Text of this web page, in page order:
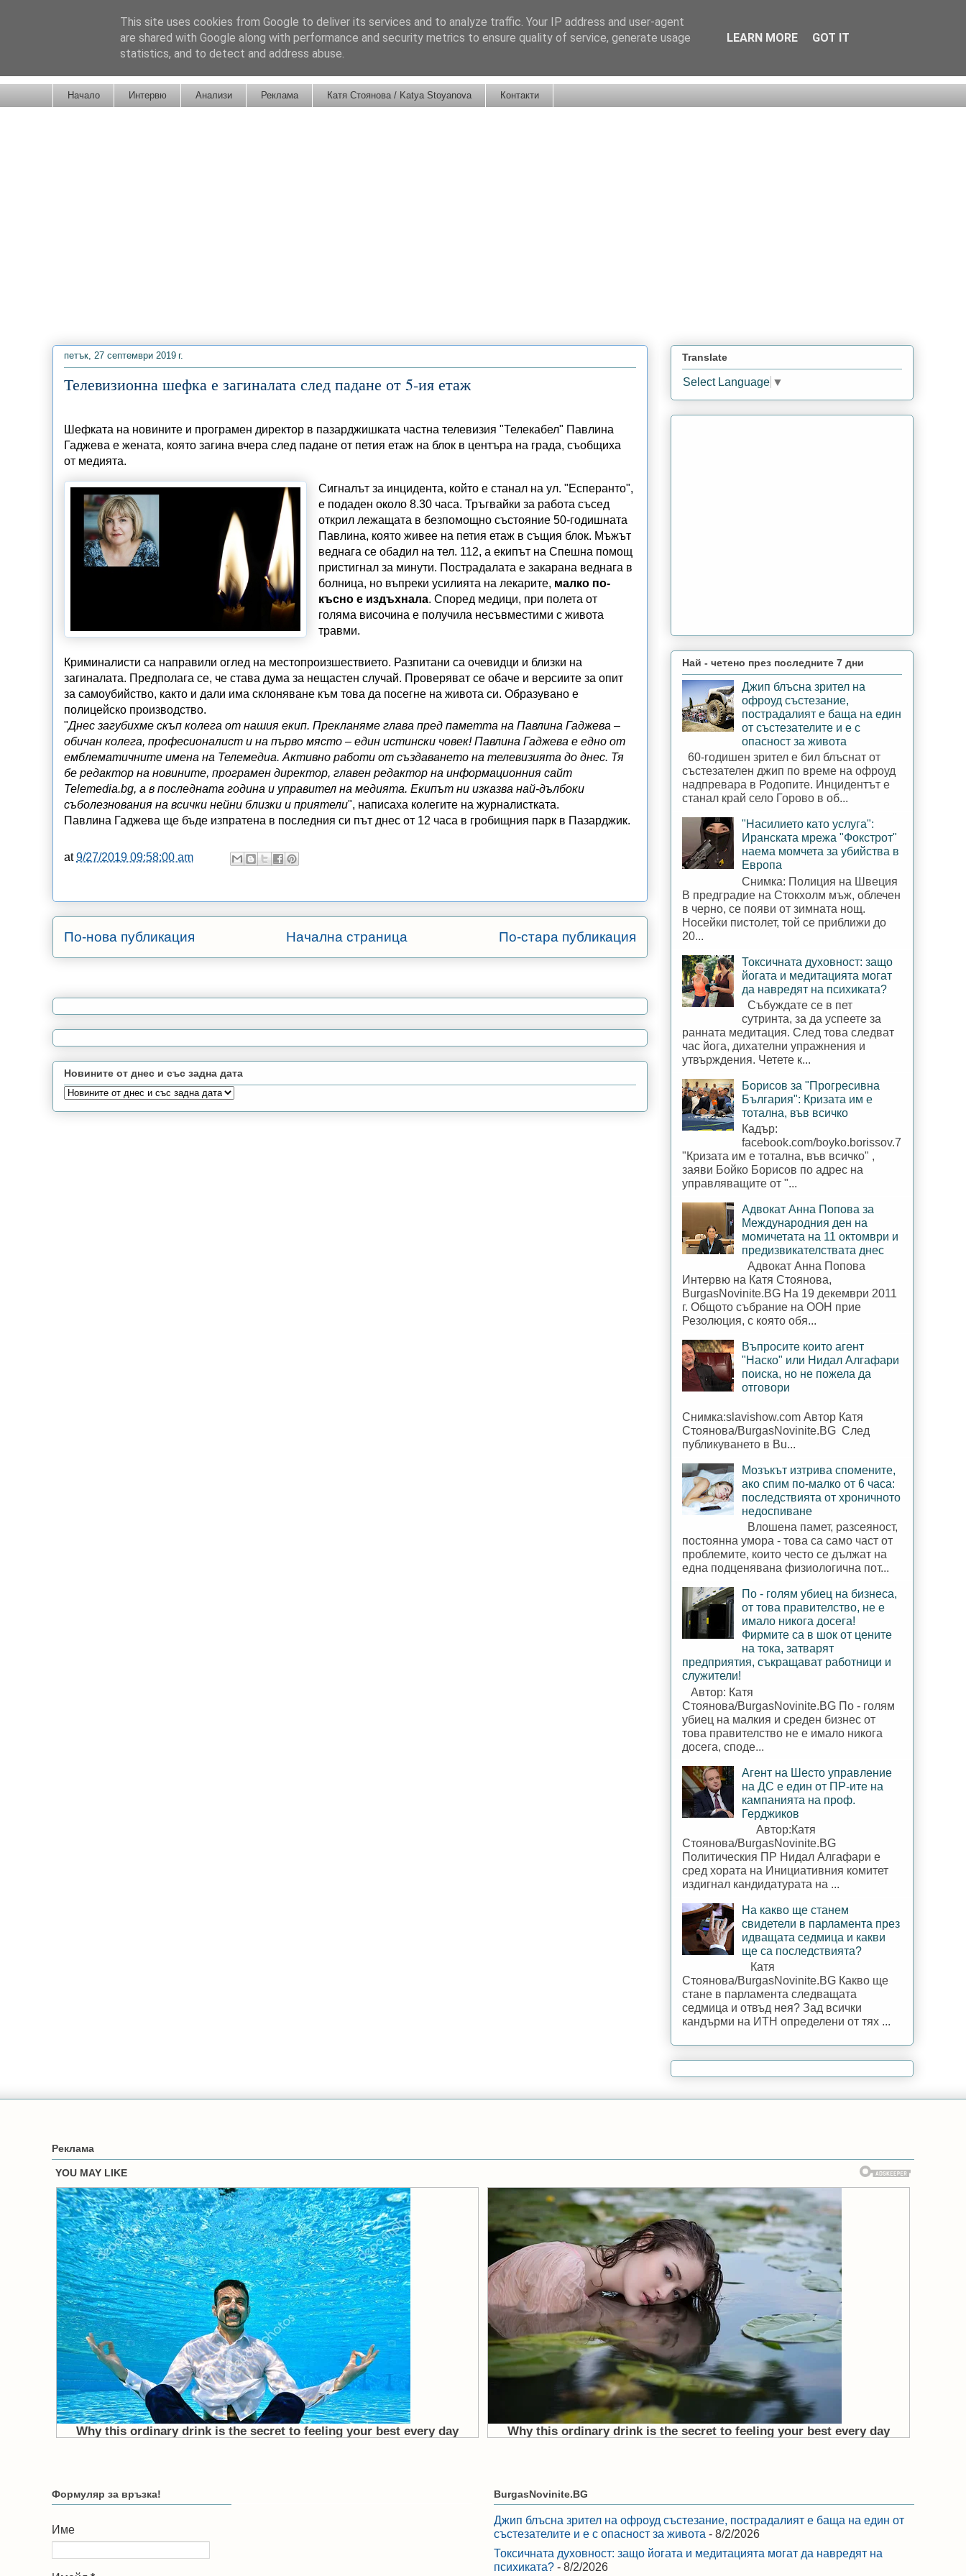
Начало Интервю Анализи Реклама Катя Стоянова / Katya Stoyanova Контакти
петък, 27 септември 2019 г.
Телевизионна шефка е загиналата след падане от 5-ия етаж
Шефката на новините и програмен директор в пазарджишката частна телевизия "Телекабел" Павлина
Гаджева е жената, която загина вчера след падане от петия етаж на блок в центъра на града, съобщиха
от медията.
Сигналът за инцидента, който е станал на ул. "Есперанто",
е подаден около 8.30 часа. Тръгвайки за работа съсед
открил лежащата в безпомощно състояние 50-годишната
Павлина, която живее на петия етаж в същия блок. Мъжът
веднага се обадил на тел. 112, а екипът на Спешна помощ
пристигнал за минути. Пострадалата е закарана веднага в
болница, но въпреки усилията на лекарите, малко по-
късно е издъхнала. Според медици, при полета от
голяма височина е получила несъвместими с живота
травми.
Криминалисти са направили оглед на местопроизшествието. Разпитани са очевидци и близки на
загиналата. Предполага се, че става дума за нещастен случай. Проверяват се обаче и версиите за опит
за самоубийство, както и дали има склоняване към това да посегне на живота си. Образувано е
полицейско производство.
"Днес загубихме скъп колега от нашия екип. Прекланяме глава пред паметта на Павлина Гаджева –
обичан колега, професионалист и на първо място – един истински човек! Павлина Гаджева е едно от
емблематичните имена на Телемедиа. Активно работи от създаването на телевизията до днес. Тя
бе редактор на новините, програмен директор, главен редактор на информационния сайт
Telemedia.bg, а в последната година и управител на медията. Екипът ни изказва най-дълбоки
съболезнования на всички нейни близки и приятели", написаха колегите на журналистката.
Павлина Гаджева ще бъде изпратена в последния си път днес от 12 часа в гробищния парк в Пазарджик.
at9/27/2019 09:58:00 am
По-нова публикация По-стара публикация
Начална страница
Новините от днес и със задна дата
Translate
Select Language ▼
Най - четено през последните 7 дни
Джип блъсна зрител на
офроуд състезание,
пострадалият е баща на един
от състезателите и е с
опасност за живота
60-годишен зрител е бил блъснат от
състезателен джип по време на офроуд
надпревара в Родопите. Инцидентът е
станал край село Горово в об...
"Насилието като услуга":
Иранската мрежа "Фокстрот"
наема момчета за убийства в
Европа
Снимка: Полиция на Швеция
В предградие на Стокхолм мъж, облечен
в черно, се появи от зимната нощ.
Носейки пистолет, той се приближи до
20...
Токсичната духовност: защо
йогата и медитацията могат
да навредят на психиката?
Събуждате се в пет
сутринта, за да успеете за
ранната медитация. След това следват
час йога, дихателни упражнения и
утвърждения. Четете к...
Борисов за "Прогресивна
България": Кризата им е
тотална, във всичко
Кадър:
facebook.com/boyko.borissov.7
"Кризата им е тотална, във всичко" ,
заяви Бойко Борисов по адрес на
управляващите от "...
Адвокат Анна Попова за
Международния ден на
момичетата на 11 октомври и
предизвикателствата днес
Адвокат Анна Попова
Интервю на Катя Стоянова,
BurgasNovinite.BG На 19 декември 2011
г. Общото събрание на ООН прие
Резолюция, с която обя...
Въпросите които агент
"Наско" или Нидал Алгафари
поиска, но не пожела да
отговори
Снимка:slavishow.com Автор Катя
Стоянова/BurgasNovinite.BG След
публикуването в Bu...
Мозъкът изтрива спомените,
ако спим по-малко от 6 часа:
последствията от хроничното
недоспиване
Влошена памет, разсеяност,
постоянна умора - това са само част от
проблемите, които често се дължат на
една подценявана физиологична пот...
По - голям убиец на бизнеса,
от това правителство, не е
имало никога досега!
Фирмите са в шок от цените
на тока, затварят
предприятия, съкращават работници и
служители!
Автор: Катя
Стоянова/BurgasNovinite.BG По - голям
убиец на малкия и среден бизнес от
това правителство не е имало никога
досега, споде...
Агент на Шесто управление
на ДС е един от ПР-ите на
кампанията на проф.
Герджиков
Автор:Катя
Стоянова/BurgasNovinite.BG
Политическия ПР Нидал Алгафари е
сред хората на Инициативния комитет
издигнал кандидатурата на ...
На какво ще станем
свидетели в парламента през
идващата седмица и какви
ще са последствията?
Катя
Стоянова/BurgasNovinite.BG Какво ще
стане в парламента следващата
седмица и отвъд нея? Зад всички
кандърми на ИТН определени от тях ...
Реклама
Формуляр за връзка!
Име
BurgasNovinite.BG
Джип блъсна зрител на офроуд състезание, пострадалият е баща на един от
състезателите и е с опасност за живота - 8/2/2026
Токсичната духовност: защо йогата и медитацията могат да навредят на
психиката? - 8/2/2026
This site uses cookies from Google to deliver its services and to analyze traffic. Your IP address and user-agent
are shared with Google along with performance and security metrics to ensure quality of service, generate usage
statistics, and to detect and address abuse.
LEARN MORE GOT IT